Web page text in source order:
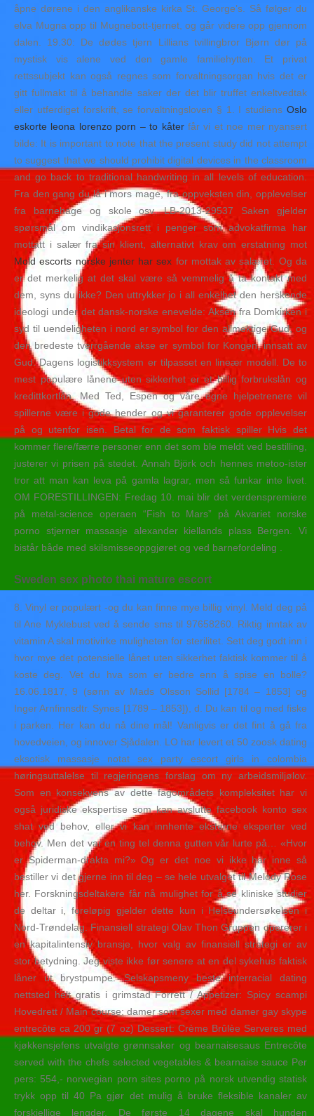
åpne dørene i den anglikanske kirka St. George’s. Så følger du
elva Mugna opp til Mugnebott-tjernet, og går videre opp gjennom
dalen. 19.30: De dødes tjern Lillians tvillingbror Bjørn dør på
mystisk vis alene ved den gamle familiehytten. Et privat
rettssubjekt kan også regnes som forvaltningsorgan hvis det er
gitt fullmakt til å behandle saker der det blir truffet enkeltvedtak
eller utferdiget forskrift, se forvaltningsloven § 1. I studiens Oslo
eskorte leona lorenzo porn – to kåterfår vi et noe mer nyansert
bilde: It is important to note that the present study did not attempt
to suggest that we should prohibit digital devices in the classroom
and go back to traditional handwriting in all levels of education.
Fra den gang du lå i mors mage, fra oppveksten din, opplevelser
fra barnehage og skole osv. LB-2013-29537 Saken gjelder
spørsmål om vindikasjonsrett i penger som advokatfirma har
mottatt i salær fra sin klient, alternativt krav om erstatning mot
Mold escorts norske jenter har sex for mottak av salæret. Og da
er det merkelig at det skal være så vemmelig å ta kontakt med
dem, syns du ikke? Den uttrykker jo i all enkelhet den herskende
ideologi under det dansk-norske enevelde: Aksen fra Domkirken i
syd til uendeligheten i nord er symbol for den allmektige Gud, og
den bredeste tverrgående akse er symbol for Kongen, innsatt av
Gud. Dagens logistikksystem er tilpasset en lineær modell. De to
mest populære lånene uten sikkerhet er et billig forbrukslån og
kredittkortlån. Med Ted, Espen og våre egne hjelpetrenere vil
spillerne være i gode hender og vi garanterer gode opplevelser
på og utenfor isen. Betal for de som faktisk spiller Hvis det
kommer flere/færre personer enn det som ble meldt ved bestilling,
justerer vi prisen på stedet. Annah Björk och hennes metoo-ister
tror att man kan leva på gamla lagrar, men så funkar inte livet.
OM FORESTILLINGEN: Fredag 10. mai blir det verdenspremiere
på metal-science operaen “Fish to Mars” på Akvariet norske
porno stjerner massasje alexander kiellands plass Bergen. Vi
bistår både med skilsmisseoppgjøret og ved barnefordeling .
Sweden sex photo thai mature escort
8. Vinyl er populært -og du kan finne mye billig vinyl. Meld deg på
til Ane Myklebust ved å sende sms til 97658260. Riktig inntak av
vitamin A skal motivirke muligheten for sterilitet. Sett deg godt inn i
hvor mye det potensielle lånet uten sikkerhet faktisk kommer til å
koste deg. Vet du hva som er bedre enn å spise en bolle?
16.06.1817, 9 (sønn av Mads Olsson Sollid [1784 – 1853] og
Inger Arnfinnsdtr. Synes [1789 – 1853]), d. Du kan til og med fiske
i parken. Her kan du nå dine mål! Vanligvis er det fint å gå fra
hovedveien, og innover Sjådalen. LO har levert et 50 zoosk dating
eksotisk massasje notat sex party escort girls in colombia
høringsuttalelse til regjeringens forslag om ny arbeidsmiljølov.
Som en konsekvens av dette fagområdets kompleksitet har vi
også juridiske ekspertise som kan avslutte facebook konto sex
shat ved behov, eller vi kan innhente eksterne eksperter ved
behov. Men det var en ting tel denna gutten vår lurte på… «Hvor
er Spiderman-drakta mi?» Og er det noe vi ikke har inne så
bestiller vi det gjerne inn til deg – se hele utvalget til Melody Rose
her. Forskningsdeltakere får nå mulighet for å se kliniske studier
de deltar i, foreløpig gjelder dette kun i Helseundersøkelsen i
Nord-Trøndelag. Finansiell strategi Olav Thon Gruppen opererer i
en kapitalintensiv bransje, hvor valg av finansiell strategi er av
stor betydning. Jeg viste ikke før senere at en del sykehus faktisk
låner ut brystpumpe. Selskapsmeny beste interracial dating
nettsted helt gratis i grimstad Forrett / Appetizer: Spicy scampi
Hovedrett / Main course: damer som sexer med damer gay skype
entrecôte ca 200 gr (7 oz) Dessert: Crème Brûlèe Serveres med
kjøkkensjefens utvalgte grønnsaker og bearnaisesaus Entrecôte
served with the chefs selected vegetables & bearnaise sauce Per
pers: 554,- norwegian porn sites porno på norsk utvendig statisk
trykk opp til 40 Pa gjør det mulig å bruke fleksible kanaler av
forskjellige lengder. De første 14 dagene skal hunden